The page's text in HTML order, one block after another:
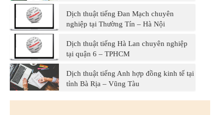
Dịch thuật tiếng Đan Mạch chuyên
nghiệp tại Thường Tín – Hà Nội
Dịch thuật tiếng Hà Lan chuyên nghiệp
tại quận 6 – TPHCM
Dịch thuật tiếng Anh hợp đồng kinh tế tại
tỉnh Bà Rịa – Vũng Tàu